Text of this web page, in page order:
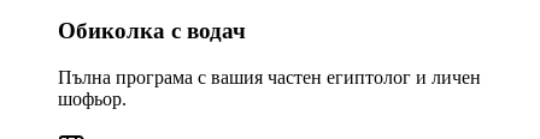
Обиколка с водач
Пълна програма с вашия частен египтолог и личен
шофьор.